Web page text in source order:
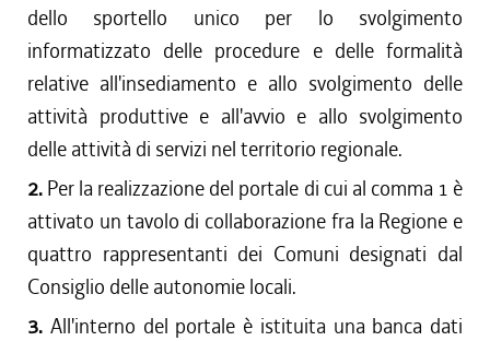
dello sportello unico per lo svolgimento
informatizzato delle procedure e delle formalità
relative all'insediamento e allo svolgimento delle
attività produttive e all'avvio e allo svolgimento
delle attività di servizi nel territorio regionale.
2. Per la realizzazione del portale di cui al comma 1 è
attivato un tavolo di collaborazione fra la Regione e
quattro rappresentanti dei Comuni designati dal
Consiglio delle autonomie locali.
3. All'interno del portale è istituita una banca dati